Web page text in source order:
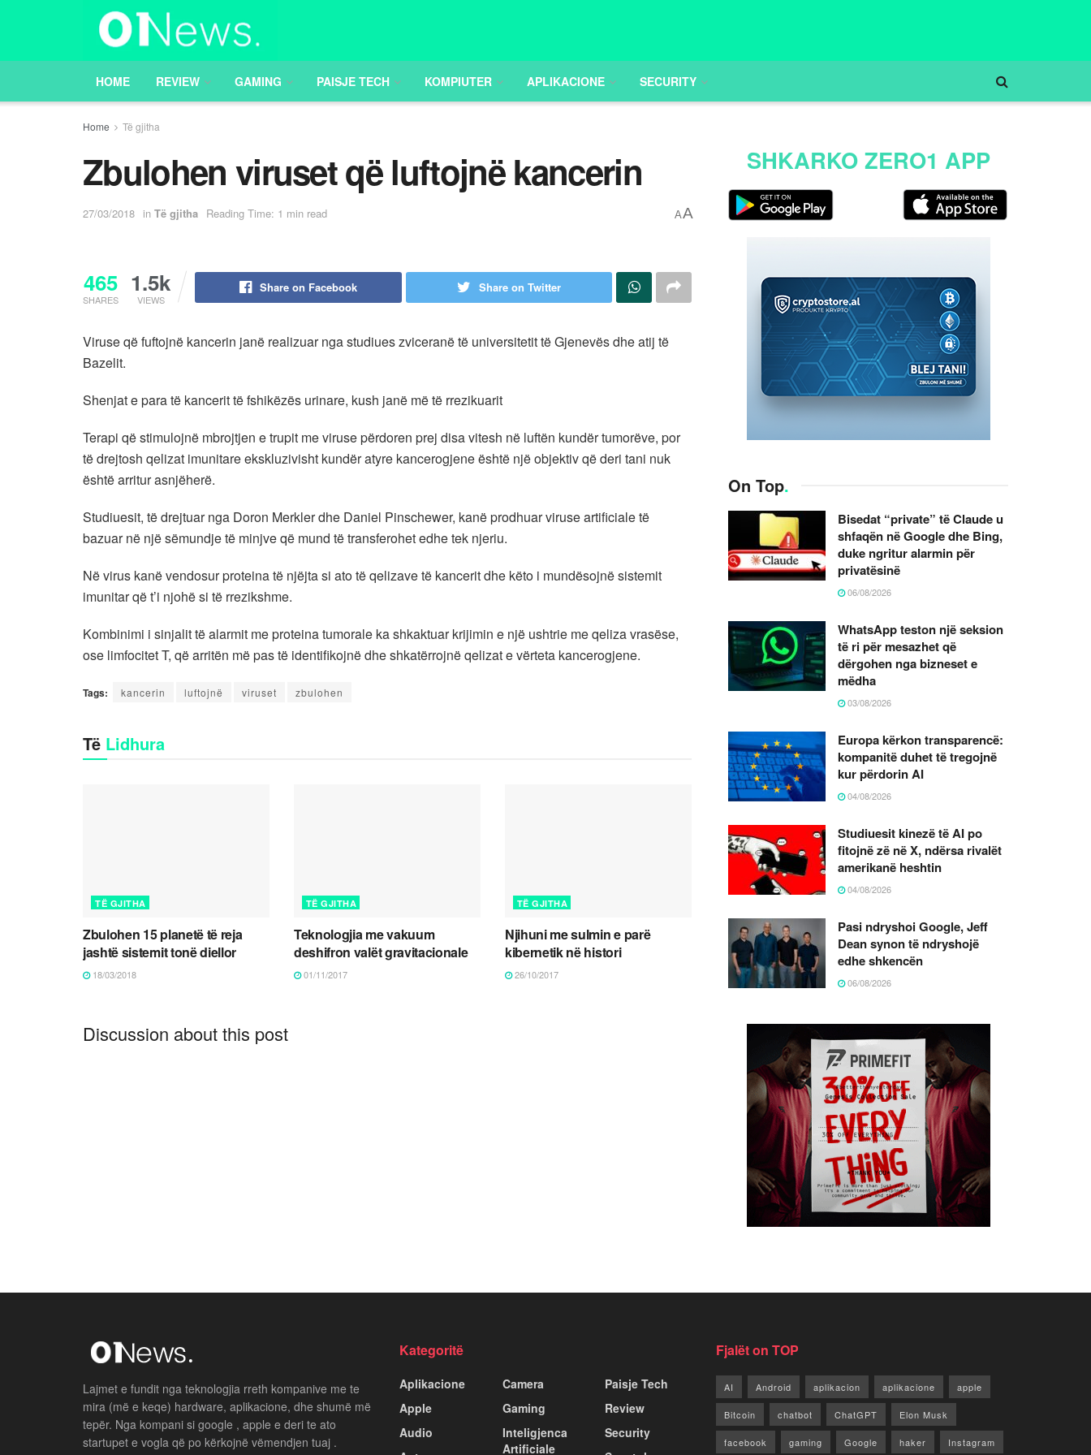
HOME REVIEW GAMING PAISJE TECH KOMPIUTER APLIKACIONE SECURITY
Home Të gjitha
Zbulohen viruset që luftojnë kancerin
27/03/2018 in Të gjitha Reading Time: 1 min read AA
465
SHARES
1.5k
VIEWS
Share on Facebook Share on Twitter
Viruse që fuftojnë kancerin janë realizuar nga studiues zviceranë të universitetit të Gjenevës dhe atij të
Bazelit.
Shenjat e para të kancerit të fshikëzës urinare, kush janë më të rrezikuarit
Terapi që stimulojnë mbrojtjen e trupit me viruse përdoren prej disa vitesh në luftën kundër tumorëve, por
të drejtosh qelizat imunitare ekskluzivisht kundër atyre kancerogjene është një objektiv që deri tani nuk
është arritur asnjëherë.
Studiuesit, të drejtuar nga Doron Merkler dhe Daniel Pinschewer, kanë prodhuar viruse artificiale të
bazuar në një sëmundje të minjve që mund të transferohet edhe tek njeriu.
Në virus kanë vendosur proteina të njëjta si ato të qelizave të kancerit dhe këto i mundësojnë sistemit
imunitar që t’i njohë si të rrezikshme.
Kombinimi i sinjalit të alarmit me proteina tumorale ka shkaktuar krijimin e një ushtrie me qeliza vrasëse,
ose limfocitet T, që arritën më pas të identifikojnë dhe shkatërrojnë qelizat e vërteta kancerogjene.
Tags: kancerin luftojnë viruset zbulohen
Të Lidhura
TË GJITHA
Zbulohen 15 planetë të reja
jashtë sistemit tonë diellor
18/03/2018
TË GJITHA
Teknologjia me vakuum
deshifron valët gravitacionale
01/11/2017
TË GJITHA
Njihuni me sulmin e parë
kibernetik në histori
26/10/2017
Discussion about this post
SHKARKO ZERO1 APP
On Top.
Bisedat “private” të Claude u
shfaqën në Google dhe Bing,
duke ngritur alarmin për
privatësinë
06/08/2026
WhatsApp teston një seksion
të ri për mesazhet që
dërgohen nga bizneset e
mëdha
03/08/2026
Europa kërkon transparencë:
kompanitë duhet të tregojnë
kur përdorin AI
04/08/2026
Studiuesit kinezë të AI po
fitojnë zë në X, ndërsa rivalët
amerikanë heshtin
04/08/2026
Pasi ndryshoi Google, Jeff
Dean synon të ndryshojë
edhe shkencën
06/08/2026
Lajmet e fundit nga teknologjia rreth kompanive me te
mira (më e keqe) hardware, aplikacione, dhe shumë më
tepër. Nga kompani si google , apple e deri te ato
startupet e vogla që po kërkojnë vëmendjen tuaj .
Kategoritë
Aplikacione
Apple
Audio
Camera
Gaming
Inteligjenca
Artificiale
Paisje Tech
Review
Security
Fjalët on TOP
AI Android aplikacion aplikacione apple
Bitcoin chatbot ChatGPT Elon Musk
facebook gaming Google haker Instagram